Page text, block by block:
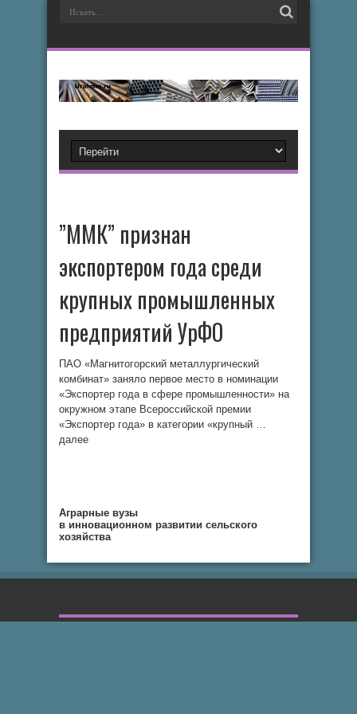
”ММК” признан
экспортером года среди
крупных промышленных
предприятий УрФО
ПАО «Магнитогорский металлургический
комбинат» заняло первое место в номинации
«Экспортер года в сфере промышленности» на
окружном этапе Всероссийской премии
«Экспортер года» в категории «крупный …
далее
Аграрные вузы
в инновационном развитии сельского
хозяйства